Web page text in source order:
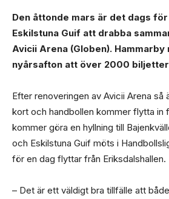
Den åttonde mars är det dags
Eskilstuna Guif att drabba
Avicii Arena (Globen).
nyårsafton att över 2000
Efter renoveringen av Avicii Arena så
kort och handbollen kommer flytta in
kommer göra en hyllning till
och Eskilstuna Guif möts i
för en dag flyttar från Eriksdalshallen.
– Det är ett väldigt bra tillfälle att